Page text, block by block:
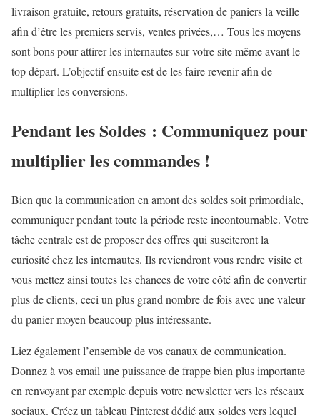
livraison gratuite, retours gratuits, réservation de paniers la veille
afin d’être les premiers servis, ventes privées,… Tous les moyens
sont bons pour attirer les internautes sur votre site même avant le
top départ. L’objectif ensuite est de les faire revenir afin de
multiplier les conversions.
Pendant les Soldes : Communiquez pour
multiplier les commandes !
Bien que la communication en amont des soldes soit primordiale,
communiquer pendant toute la période reste incontournable. Votre
tâche centrale est de proposer des offres qui susciteront la
curiosité chez les internautes. Ils reviendront vous rendre visite et
vous mettez ainsi toutes les chances de votre côté afin de convertir
plus de clients, ceci un plus grand nombre de fois avec une valeur
du panier moyen beaucoup plus intéressante.
Liez également l’ensemble de vos canaux de communication.
Donnez à vos email une puissance de frappe bien plus importante
en renvoyant par exemple depuis votre newsletter vers les réseaux
sociaux. Créez un tableau Pinterest dédié aux soldes vers lequel